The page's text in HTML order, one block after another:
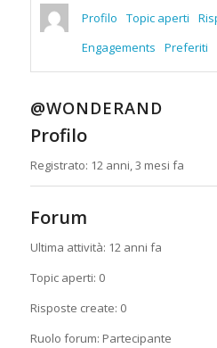
Profilo Topic aperti
Engagements
Preferiti
@WONDERAND
Profilo
Registrato: 12 anni, 3 mesi fa
Forum
Ultima attività: 12 anni fa
Topic aperti: 0
Risposte create: 0
Ruolo forum: Partecipante